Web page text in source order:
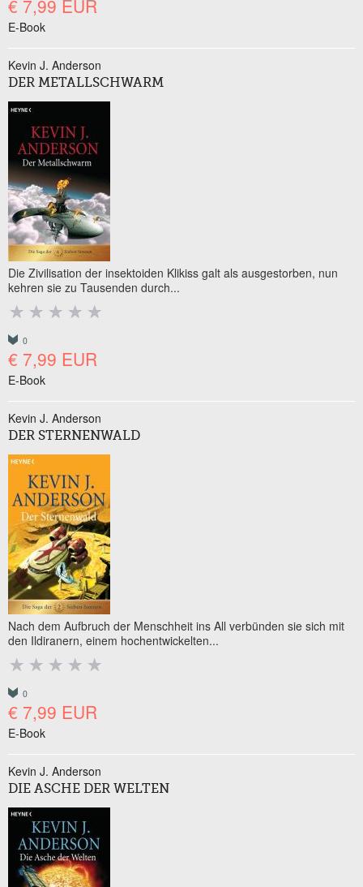
€ 7,99 EUR
E-Book
Kevin J. Anderson
DER METALLSCHWARM
Die Zivilisation der insektoiden Klikiss galt als ausgestorben, nun
kehren sie zu Tausenden durch...
0
€ 7,99 EUR
E-Book
Kevin J. Anderson
DER STERNENWALD
Nach dem Aufbruch der Menschheit ins All verbünden sie sich mit
den Ildiranern, einem hochentwickelten...
0
€ 7,99 EUR
E-Book
Kevin J. Anderson
DIE ASCHE DER WELTEN